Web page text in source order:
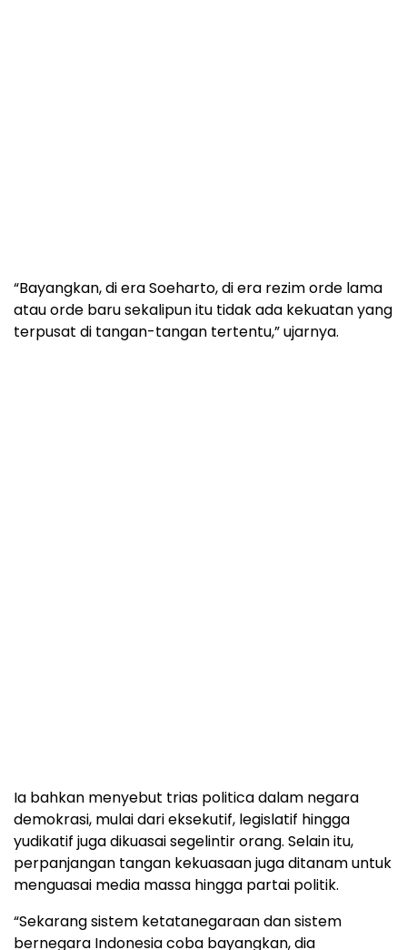
“Bayangkan, di era Soeharto, di era rezim orde lama
atau orde baru sekalipun itu tidak ada kekuatan yang
terpusat di tangan-tangan tertentu,” ujarnya.
Ia bahkan menyebut trias politica dalam negara
demokrasi, mulai dari eksekutif, legislatif hingga
yudikatif juga dikuasai segelintir orang. Selain itu,
perpanjangan tangan kekuasaan juga ditanam untuk
menguasai media massa hingga partai politik.
“Sekarang sistem ketatanegaraan dan sistem
bernegara Indonesia coba bayangkan, dia